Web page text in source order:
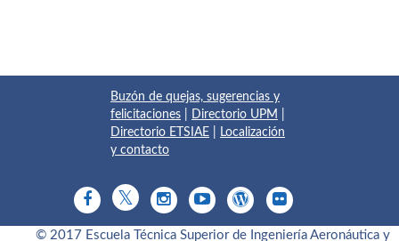
Buzón de quejas, sugerencias y
felicitaciones
Directorio UPM
Directorio ETSIAE
Localización
y contacto
© 2017 Escuela Técnica Superior de Ingeniería Aeronáutica y